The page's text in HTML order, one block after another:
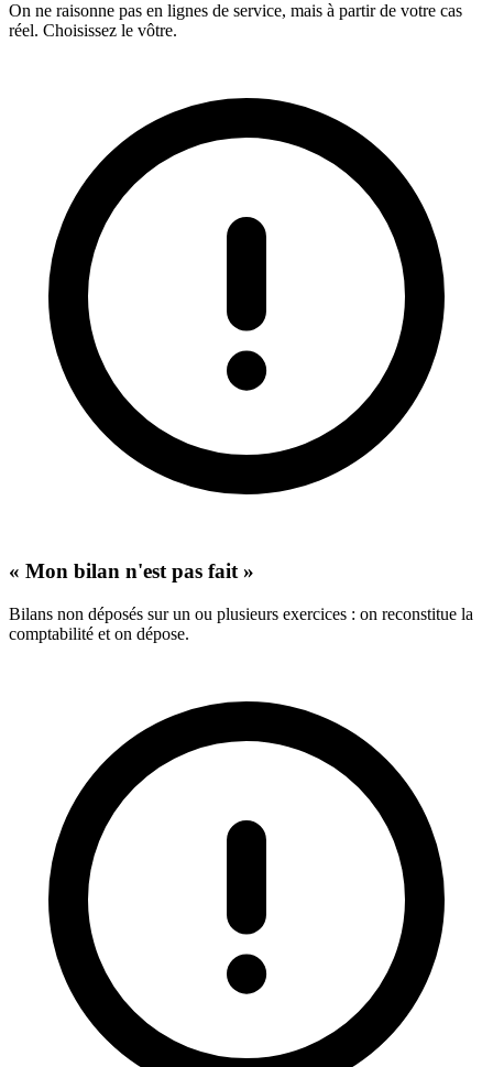
On ne raisonne pas en lignes de service, mais à partir de votre cas
réel. Choisissez le vôtre.
« Mon bilan n'est pas fait »
Bilans non déposés sur un ou plusieurs exercices : on reconstitue la
comptabilité et on dépose.